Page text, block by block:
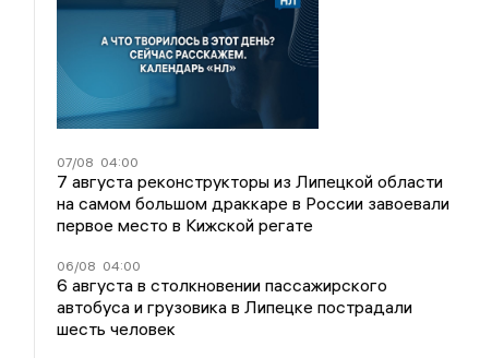
07/08 04:00
7 августа реконструкторы из Липецкой области
на самом большом драккаре в России завоевали
первое место в Кижской регате
06/08 04:00
6 августа в столкновении пассажирского
автобуса и грузовика в Липецке пострадали
шесть человек